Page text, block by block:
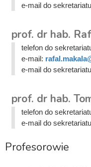
e-mail do
prof. dr hab.
telefon do
e-mail:
e-mail do
prof. dr hab.
telefon do
e-mail do
Profesorowie